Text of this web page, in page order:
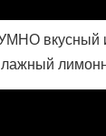
вкусный